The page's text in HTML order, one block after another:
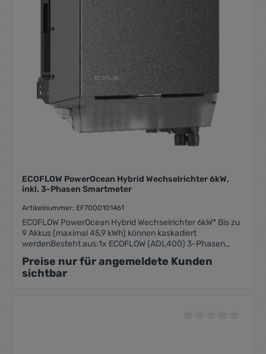
ECOFLOW PowerOcean Hybrid Wechselrichter 6kW,
inkl. 3-Phasen Smartmeter
Artikelnummer: EF7000101461
ECOFLOW PowerOcean Hybrid Wechselrichter 6kW* Bis zu
9 Akkus (maximal 45,9 kWh) können kaskadiert
werdenBesteht aus:1x ECOFLOW (ADL400) 3-Phasen
SmartMeter (EF5008604013)1x EcoFlow PowerOcean 6kW
Wechselrichte
Preise nur für angemeldete Kunden
sichtbar